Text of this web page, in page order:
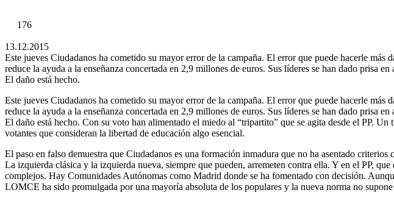
176
13.12.2015
Este jueves Ciudadanos ha cometido su mayor error de la campaña. El error que puede hacerle
reduce la ayuda a la enseñanza concertada en 2,9 millones de euros. Sus líderes se han dado prisa
El daño está hecho.
Este jueves Ciudadanos ha cometido su mayor error de la campaña. El error que puede hacerle
reduce la ayuda a la enseñanza concertada en 2,9 millones de euros. Sus líderes se han dado prisa
El daño está hecho. Con su voto han alimentado el miedo al “tripartito” que se agita desde el PP.
votantes que consideran la libertad de educación algo esencial.
El paso en falso demuestra que Ciudadanos es una formación inmadura que no ha asentado
La izquierda clásica y la izquierda nueva, siempre que pueden, arremeten contra ella. Y en el PP,
complejos. Hay Comunidades Autónomas como Madrid donde se ha fomentado con decisión.
LOMCE ha sido promulgada por una mayoría absoluta de los populares y la nueva norma no